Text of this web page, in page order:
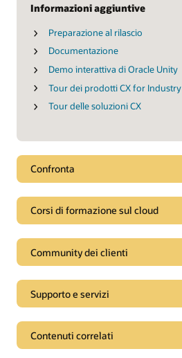
Informazioni aggiuntive
Preparazione al rilascio
Documentazione
Demo interattiva di Oracle Unity
Tour dei prodotti CX for Industry
Tour delle soluzioni CX
Confronta
Corsi di formazione sul cloud
Community dei clienti
Supporto e servizi
Contenuti correlati